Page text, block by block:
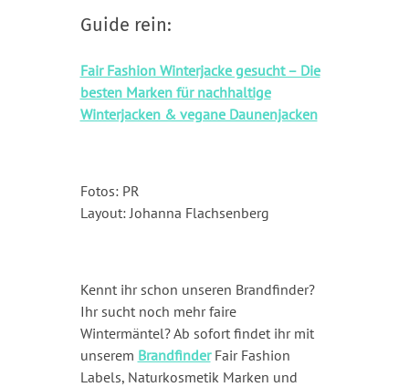
Guide rein:
Fair Fashion Winterjacke gesucht – Die
besten Marken für nachhaltige
Winterjacken & vegane Daunenjacken
Fotos: PR
Layout: Johanna Flachsenberg
Kennt ihr schon unseren Brandfinder?
Ihr sucht noch mehr faire
Wintermäntel? Ab sofort findet ihr mit
unserem BrandfinderFair Fashion
Labels, Naturkosmetik Marken und